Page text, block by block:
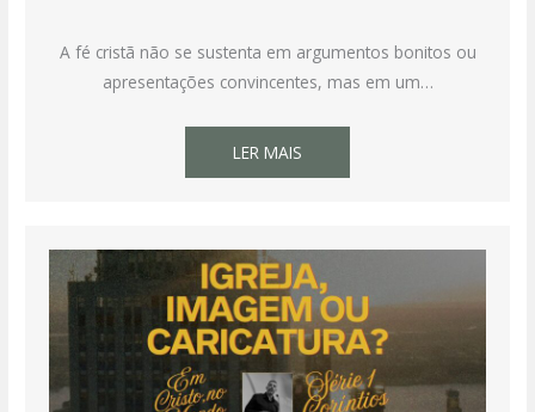
A fé cristã não se sustenta em argumentos bonitos ou
apresentações convincentes, mas em um…
LER MAIS